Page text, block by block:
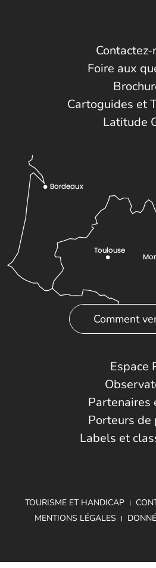
Contactez-
Foire aux
Cartoguides et
Latitude
Comment
Espace
Partenaires
Porteurs de
Labels et
TOURISME ET HANDICAP
MENTIONS LÉGALES